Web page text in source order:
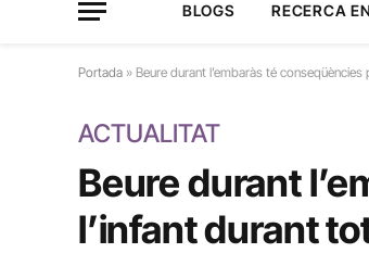
BLOGS RECERCA
Portada » Beure durant l’embaràs té
ACTUALITAT
Beure durant
l’infant durant